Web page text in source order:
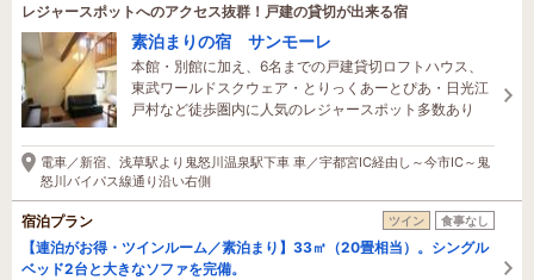
レジャースポットへのアクセス抜群！戸建の貸切が出来る宿
素泊まりの宿 サンモーレ
本館・別館に加え、6名までの戸建貸切ロフトハウス、
東武ワールドスクウェア・とりっくあーとぴあ・日光江
戸村など徒歩圏内に人気のレジャースポット多数あり
電車／新宿、浅草駅より鬼怒川温泉駅下車 車／宇都宮IC経由し～今市IC～鬼
怒川バイパス線通り沿い右側
宿泊プラン ツイン 食事なし
【連泊がお得・ツインルーム／素泊まり】33㎡（20畳相当）。シングル
ベッド2台と大きなソファを完備。